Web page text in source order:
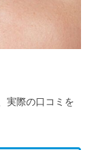
実際の口コミを